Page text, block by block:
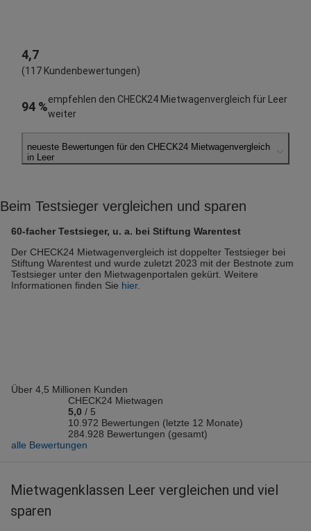
4,7
(117 Kundenbewertungen)
94 %
empfehlen den CHECK24 Mietwagenvergleich für Leer
weiter
neueste Bewertungen für den CHECK24 Mietwagenvergleich
in Leer
Abholort: Leer
Dennis U.
abgegeben am 16.06.2026
Abholort: Leer
Thorsten H.
abgegeben am 26.05.2026
Abholort: Leer
Vermieter: Europcar
Abholort: Leer
Vermieter: Europcar
Beim Testsieger vergleichen und sparen
60-facher Testsieger, u. a. bei Stiftung Warentest
Der CHECK24 Mietwagenvergleich ist doppelter Testsieger bei
Stiftung Warentest und wurde zuletzt 2023 mit der Bestnote zum
Testsieger unter den Mietwagenportalen gekürt. Weitere
Informationen finden Sie hier.
Über 4,5 Millionen Kunden
CHECK24 Mietwagen
5,0 / 5
10.972 Bewertungen (letzte 12 Monate)
284.928 Bewertungen (gesamt)
alle Bewertungen
Mietwagenklassen Leer vergleichen und viel
sparen